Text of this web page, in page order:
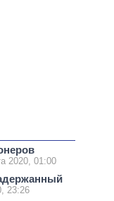
2020, 01:00
23:26